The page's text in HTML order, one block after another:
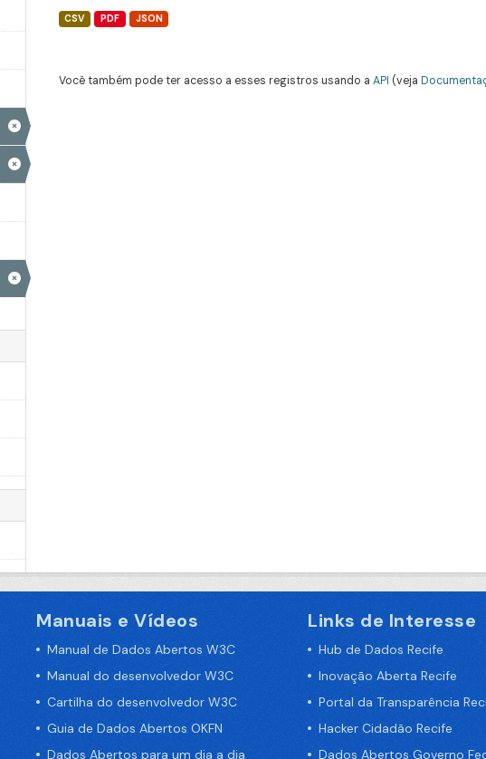
CSV PDF JSON
Você também pode ter acesso a esses registros usando a API (veja
Manuais e Vídeos
Manual de Dados Abertos W3C
Manual do desenvolvedor W3C
Cartilha do desenvolvedor W3C
Guia de Dados Abertos OKFN
Dados Abertos para um dia a dia
Links de Interesse
Hub de Dados Recife
Inovação Aberta Recife
Portal da Transparência
Hacker Cidadão Recife
Dados Abertos Governo